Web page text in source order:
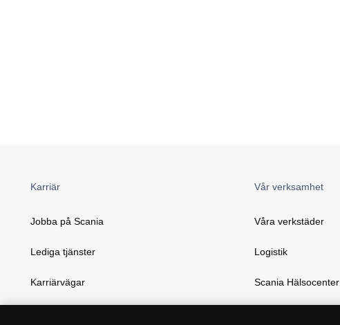
Karriär
Jobba på Scania
Lediga tjänster
Karriärvägar
Vår verksamhet
Våra verkstäder
Logistik
Scania Hälsocenter